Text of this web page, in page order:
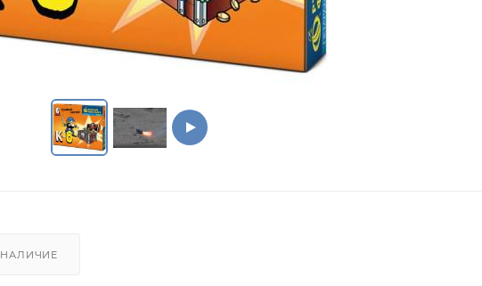
НАЛИЧИЕ